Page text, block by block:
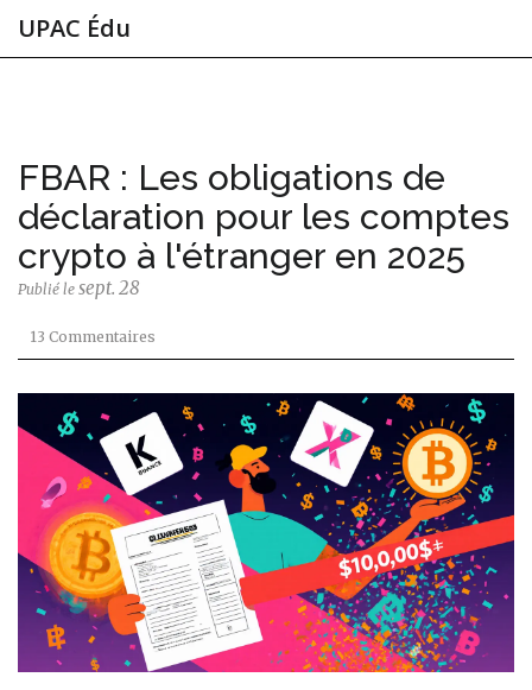
UPAC Édu
FBAR : Les obligations de
déclaration pour les comptes
crypto à l'étranger en 2025
Publié le sept. 28
13 Commentaires